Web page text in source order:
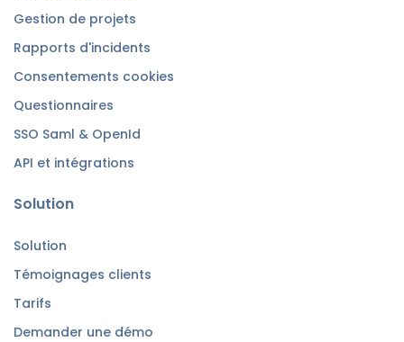
Gestion de projets
Rapports d'incidents
Consentements cookies
Questionnaires
SSO Saml & OpenId
API et intégrations
Solution
Solution
Témoignages clients
Tarifs
Demander une démo